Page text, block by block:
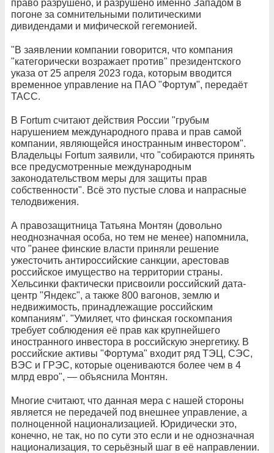
право разрушено, и разрушено именно Западом в
погоне за сомнительными политическими
дивидендами и мифической гегемонией.
"В заявлении компании говорится, что компания
"категорически возражает против" президентского
указа от 25 апреля 2023 года, которым вводится
временное управление на ПАО "Фортум", передаёт
ТАСС.
В Fortum считают действия России "грубым
нарушением международного права и прав самой
компании, являющейся иностранным инвестором".
Владельцы Fortum заявили, что "собираются принять
все предусмотренные международным
законодательством меры для защиты прав
собственности". Всё это пустые слова и напрасные
телодвижения.
А правозащитница Татьяна Монтян (довольно
неоднозначная особа, но тем не менее) напомнила,
что "ранее финские власти приняли решение
ужесточить антироссийские санкции, арестовав
российское имущество на территории страны.
Хельсинки фактически присвоили российский дата-
центр "Яндекс", а также 800 вагонов, землю и
недвижимость, принадлежащие российским
компаниям". "Умиляет, что финская госкомпания
требует соблюдения её прав как крупнейшего
иностранного инвестора в российскую энергетику. В
российские активы "Фортума" входит ряд ТЭЦ, СЭС,
ВЭС и ГРЭС, которые оцениваются более чем в 4
млрд евро", — объяснила Монтян.
Многие считают, что данная мера с нашей стороны
является не передачей под внешнее управление, а
полноценной национализацией. Юридически это,
конечно, не так, но по сути это если и не однозначная
национализация, то серьёзный шаг в её направлении.